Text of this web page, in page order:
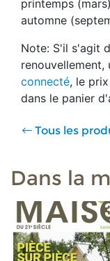
printemps
automne
Note: S'il s'agit
renouvellement,
connecté, le
dans le panier
Tous les
Dans la